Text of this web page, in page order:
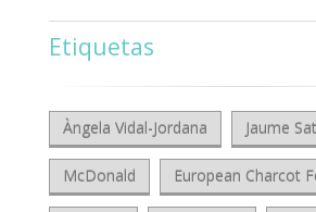
Etiquetas
Àngela Vidal-Jordana Jaume
McDonald European Charcot